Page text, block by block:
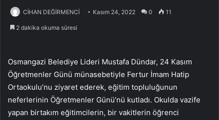
CİHAN DEĞİRMENCİ Kasım 24, 2022 0 11
2 dakika okuma süresi
Osmangazi Belediye Lideri Mustafa Dündar, 24 Kasım
Öğretmenler Günü münasebetiyle Fertur İmam Hatip
Ortaokulu’nu ziyaret ederek, eğitim topluluğunun
neferlerinin Öğretmenler Günü’nü kutladı. Okulda vazife
yapan birtakım eğitimcilerin, bir vakitlerin öğrenci